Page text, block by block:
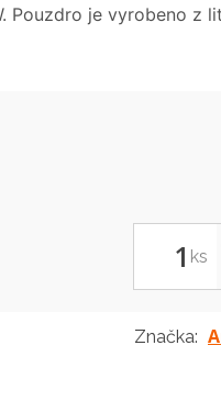
Pouzdro je vyrobeno z
ks
Značka: